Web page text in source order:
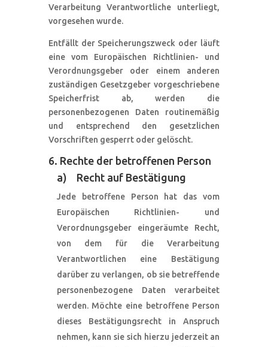
Verarbeitung Verantwortliche unterliegt,
vorgesehen wurde.
Entfällt der Speicherungszweck oder läuft
eine vom Europäischen Richtlinien- und
Verordnungsgeber oder einem anderen
zuständigen Gesetzgeber vorgeschriebene
Speicherfrist ab, werden die
personenbezogenen Daten routinemäßig
und entsprechend den gesetzlichen
Vorschriften gesperrt oder gelöscht.
6. Rechte der betroffenen Person
a) Recht auf Bestätigung
Jede betroffene Person hat das vom
Europäischen Richtlinien- und
Verordnungsgeber eingeräumte Recht,
von dem für die Verarbeitung
Verantwortlichen eine Bestätigung
darüber zu verlangen, ob sie betreffende
personenbezogene Daten verarbeitet
werden. Möchte eine betroffene Person
dieses Bestätigungsrecht in Anspruch
nehmen, kann sie sich hierzu jederzeit an